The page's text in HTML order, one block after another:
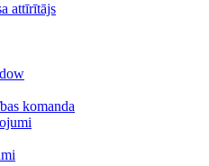
attīrītājs
komanda